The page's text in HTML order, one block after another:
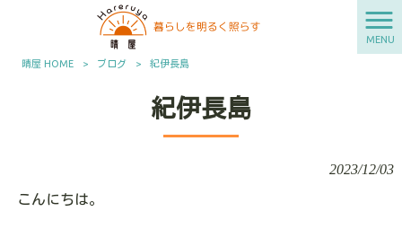
MENU
晴屋 HOME > ブログ > 紀伊長島
紀伊長島
2023/12/03
こんにちは。